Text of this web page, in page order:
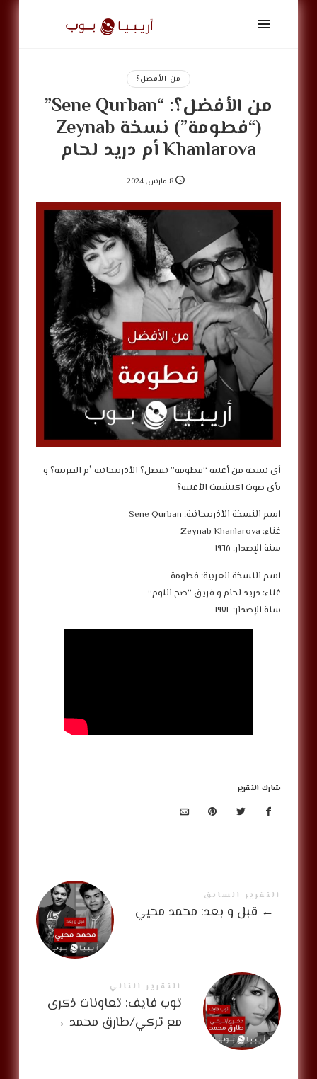
أريبيا
بوب
ArabiaPopمن الأفضل؟
من الأفضل؟: “Sene Qurban”
(“فطومة”) نسخة Zeynab
Khanlarova أم دريد لحام
8 مارس, 2024
‎أي نسخة من أغنية “فطومة” تفضل؟ الأذربيجانية أم العربية؟ و
بأي صوت اكتشفت الأغنية؟
شارك التقرير
التقرير السابق
← قبل و بعد: محمد محيي
التقرير التالي
توب فايف: تعاونات ذكرى
مع تركي/طارق محمد →